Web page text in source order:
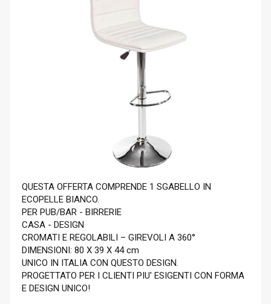
QUESTA OFFERTA COMPRENDE 1 SGABELLO IN
ECOPELLE BIANCO.
PER PUB/BAR - BIRRERIE
CASA - DESIGN
CROMATI E REGOLABILI – GIREVOLI A 360°
DIMENSIONI: 80 X 39 X 44 cm
UNICO IN ITALIA CON QUESTO DESIGN.
PROGETTATO PER I CLIENTI PIU' ESIGENTI CON FORMA
E DESIGN UNICO!